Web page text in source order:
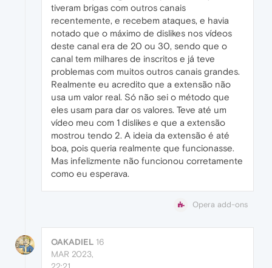
tiveram brigas com outros canais
recentemente, e recebem ataques, e havia
notado que o máximo de dislikes nos vídeos
deste canal era de 20 ou 30, sendo que o
canal tem milhares de inscritos e já teve
problemas com muitos outros canais grandes.
Realmente eu acredito que a extensão não
usa um valor real. Só não sei o método que
eles usam para dar os valores. Teve até um
vídeo meu com 1 dislikes e que a extensão
mostrou tendo 2. A ideia da extensão é até
boa, pois queria realmente que funcionasse.
Mas infelizmente não funcionou corretamente
como eu esperava.
Opera add-ons
OAKADIEL 16
MAR 2023,